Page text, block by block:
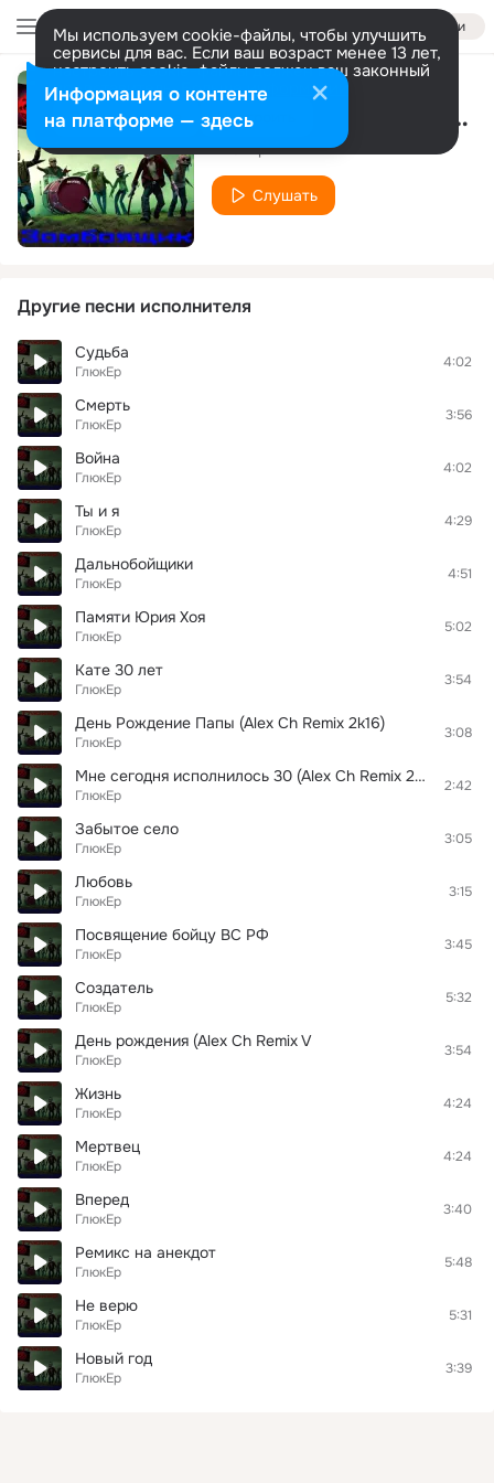
Войти
Мы используем cookie-файлы, чтобы улучшить
сервисы для вас. Если ваш возраст менее 13 лет,
настроить cookie-файлы должен ваш законный
представитель. Больше информации
Разрешить все Настроить День рождения (Кате 30 лет) (2014)
ГлюкЕр
Слушать
Другие песни исполнителя
Судьба
ГлюкЕр
4:02
Смерть
ГлюкЕр
3:56
Война
ГлюкЕр
4:02
Ты и я
ГлюкЕр
4:29
Дальнобойщики
ГлюкЕр
4:51
Памяти Юрия Хоя
ГлюкЕр
5:02
Кате 30 лет
ГлюкЕр
3:54
День Рождение Папы (Alex Ch Remix 2k16)
ГлюкЕр
3:08
Мне сегодня исполнилось 30 (Alex Ch Remix 2016)
ГлюкЕр
2:42
Забытое село
ГлюкЕр
3:05
Любовь
ГлюкЕр
3:15
Посвящение бойцу ВС РФ
ГлюкЕр
3:45
Создатель
ГлюкЕр
5:32
День рождения (Alex Ch Remix V
ГлюкЕр
3:54
Жизнь
ГлюкЕр
4:24
Мертвец
ГлюкЕр
4:24
Вперед
ГлюкЕр
3:40
Ремикс на анекдот
ГлюкЕр
5:48
Не верю
ГлюкЕр
5:31
Новый год
ГлюкЕр
3:39
Информация о контенте
на платформе — здесь